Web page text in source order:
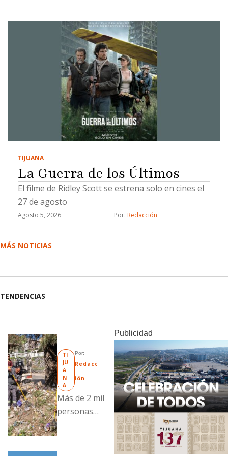
TIJUANA
La Guerra de los Últimos
El filme de Ridley Scott se estrena solo en cines el
27 de agosto
Agosto 5, 2026 Por: Redacción
MÁS NOTICIAS
TENDENCIAS
TI
JU
A
N
A
Por:
Redacc
ión
Más de 2 mil
personas
Publicidad